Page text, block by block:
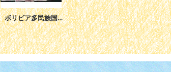
ボリビア多民族国切手セット25